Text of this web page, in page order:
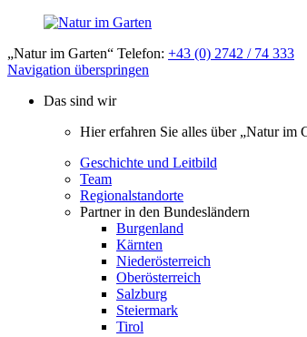
„Natur im Garten“ Telefon: +43 (0) 2742 / 74 333
Navigation überspringen
Das sind wir
Hier erfahren Sie alles über „Natur im
Geschichte und Leitbild
Team
Regionalstandorte
Partner in den Bundesländern
Burgenland
Kärnten
Niederösterreich
Oberösterreich
Salzburg
Steiermark
Tirol